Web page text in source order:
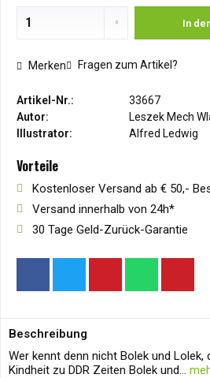
In
Merken Fragen zum Artikel?
Artikel-Nr.:
33667
Autor:
Leszek Mech
Illustrator:
Alfred Ledwig
Vorteile
Kostenloser Versand ab € 50,-
Versand innerhalb von 24h*
30 Tage Geld-Zurück-Garantie
Beschreibung
Wer kennt denn nicht Bolek und Lolek,
Kindheit zu DDR Zeiten Bolek und...